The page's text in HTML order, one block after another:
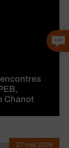
Chanot
27 mai 2026